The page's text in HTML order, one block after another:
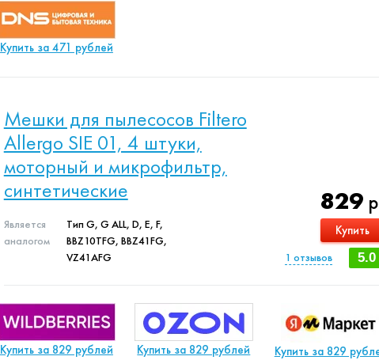
Купить за 471 рублей
Мешки для пылесосов Filtero
Allergo SIE 01, 4 штуки,
моторный и микрофильтр,
синтетические
Является
аналогом
Тип G, G ALL, D, E, F,
BBZ10TFG, BBZ41FG,
VZ41AFG
829
Купить
5.0
1 отзывов
Купить за 829 рублей Купить за 829 рублей Купить за 829